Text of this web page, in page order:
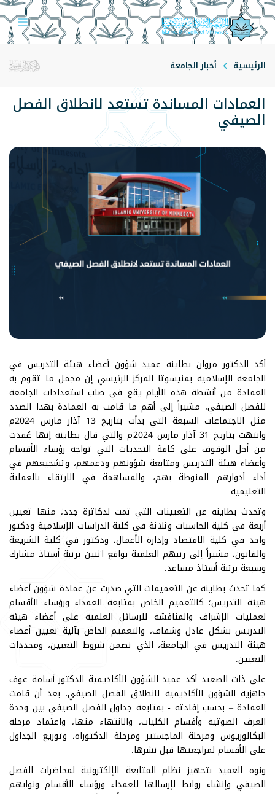
الرئيسية أخبار الجامعة
العمادات المساندة تستعد لانطلاق الفصل
الصيفي
أكد الدكتور مروان بطاينه عميد شؤون أعضاء هيئة التدريس في
الجامعة الإسلامية بمنيسوتا المركز الرئيسي إن مجمل ما تقوم به
العمادة من أنشطة هذه الأيام يقع في صلب استعدادات الجامعة
للفصل الصيفي، مشيراً إلى أهم ما قامت به العمادة بهذا الصدد
مثل الاجتماعات السبعة التي بدأت بتاريخ 13 آذار مارس 2024م
وانتهت بتاريخ 31 آذار مارس 2024م والتي قال بطاينه إنها عُقدت
من أجل الوقوف على كافة التحديات التي تواجه رؤساء الأقسام
وأعضاء هيئة التدريس ومتابعة شؤونهم ودعمهم، وتشجيعهم في
أداء أدوارهم المنوطة بهم، والمساهمة في الارتقاء بالعملية
التعليمية.
وتحدث بطاينه عن التعيينات التي تمت لدكاترة جدد، منها تعيين
أربعة في كلية الحاسبات وثلاثة في كلية الدراسات الإسلامية ودكتور
واحد في كلية الاقتصاد وإدارة الأعمال، ودكتور في كلية الشريعة
والقانون، مشيراً إلى رتبهم العلمية بواقع اثنين برتبة أستاذ مشارك
وسبعة برتبة أستاذ مساعد.
كما تحدث بطاينه عن التعميمات التي صدرت عن عمادة شؤون أعضاء
هيئة التدريس؛ كالتعميم الخاص بمتابعة العمداء ورؤساء الأقسام
لعمليات الإشراف والمناقشة للرسائل العلمية على أعضاء هيئة
التدريس بشكل عادل وشفاف، والتعميم الخاص بآلية تعيين أعضاء
هيئة التدريس في الجامعة، الذي تضمن شروط التعيين، ومحددات
التعيين.
على ذات الصعيد أكد عميد الشؤون الأكاديمية الدكتور أسامة عوف
جاهزية الشؤون الأكاديمية لانطلاق الفصل الصيفي، بعد أن قامت
العمادة – بحسب إفادته - بمتابعة جداول الفصل الصيفي بين وحدة
الغرف الصوتية وأقسام الكليات، والانتهاء منها، واعتماد مرحلة
البكالوريوس ومرحلة الماجستير ومرحلة الدكتوراه، وتوزيع الجداول
على الأقسام لمراجعتها قبل نشرها.
ونوه العميد بتجهيز نظام المتابعة الإلكترونية لمحاضرات الفصل
الصيفي وإنشاء روابط لإرسالها للعمداء ورؤساء الأقسام ونوابهم